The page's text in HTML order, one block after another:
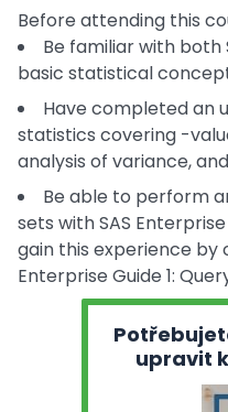
Before attending this
Be familiar with both
basic statistical
Have completed an
statistics covering -
analysis of variance,
Be able to perform
sets with SAS
gain this experience by
Enterprise Guide 1:
upravit